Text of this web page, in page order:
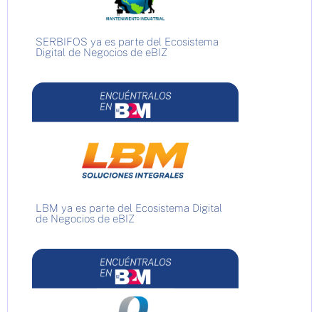
SERBIFOS ya es parte del Ecosistema
Digital de Negocios de eBIZ
LBM ya es parte del Ecosistema Digital
de Negocios de eBIZ